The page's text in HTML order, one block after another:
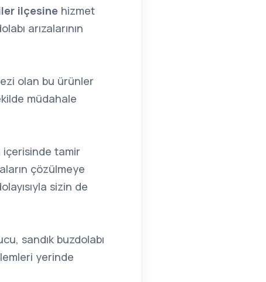
ilçesine hizmet
arızalarının
olan bu ürünler
müdahale
içerisinde tamir
çözülmeye
sizin de
sandık buzdolabı
yerinde